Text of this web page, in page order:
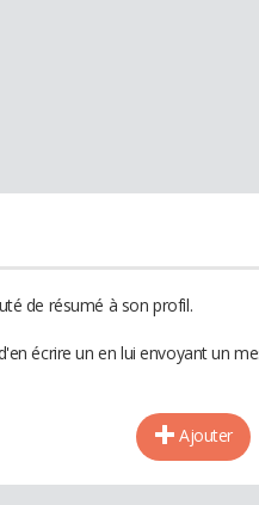
de résumé à son profil.
écrire un en lui envoyant un
Ajouter